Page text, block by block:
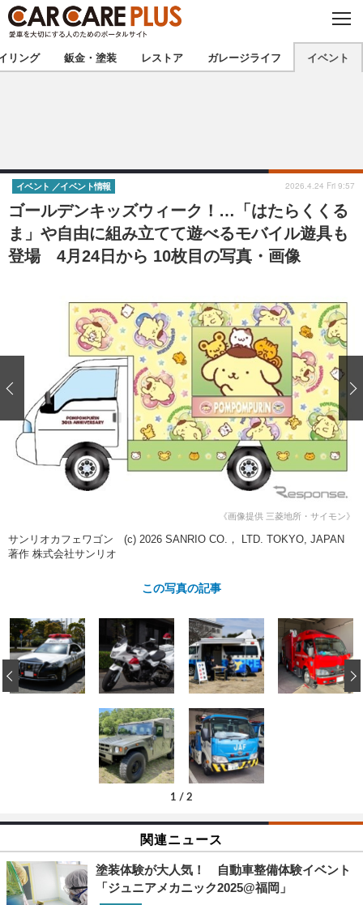
C
O
S
E
★カーケアプラス認定★ 厳選プロショップを地域から探す
甲信越 北陸
東海 関西
中国 四国
注目の記事
ショップレポート 愛車 File
自動車豆知識 ストップ！不具合修理＆粗悪修理
鈑金・塗装
ディテイリング
ディテイリング 洗車
ヘッドライト磨き コーティング
フィルム・ラッピング
鈑金・塗装
防錆
特集記事
ストップ 不具合修理＆粗悪修理
カーメーカー「旧車」関連プロジェ
クト
ショップ紹介
プロショップ検索
カーメーカー「旧車」関連プロジ
ェクト
コラム
イベント
リング 鈑金・塗装 レストア ガレージライフ イベント
ゴールデンキッズウィーク！…「はたらくくる
ま」や自由に組み立てて遊べるモバイル遊具も
登場 4月24日から 10枚目の写真・画像
イベント イベント情報 2026.4.24 Fri 9:57
《画像提供 三菱地所・サイモン》
サンリオカフェワゴン (c) 2026 SANRIO CO.， LTD. TOKYO, JAPAN
著作 株式会社サンリオ
この写真の記事
1 / 2
‹
関連ニュース
塗装体験が大人気！ 自動車整備体験イベント
「ジュニアメカニック2025@福岡」